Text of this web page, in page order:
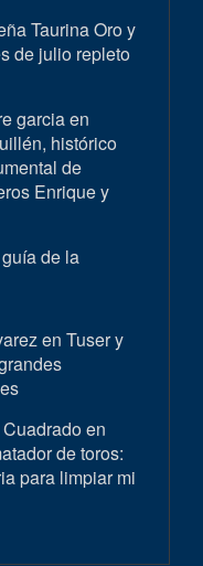
Taurina Oro y
de julio repleto
garcia en
histórico
de
Enrique y
de la
en Tuser y
en
de toros:
para limpiar mi